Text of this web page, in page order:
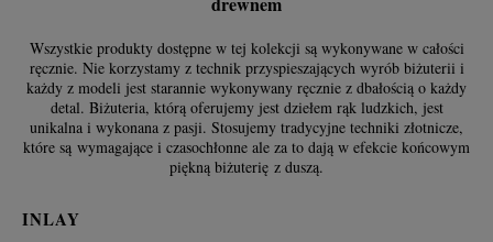
Wszystkie produkty dostępne w tej kolekcji są wykonywane w całości
ręcznie. Nie korzystamy z technik przyspieszających wyrób biżuterii i
każdy z modeli jest starannie wykonywany ręcznie z dbałością o każdy
detal. Biżuteria, którą oferujemy jest dziełem rąk ludzkich, jest
unikalna i wykonana z pasji. Stosujemy tradycyjne techniki złotnicze,
które są wymagające i czasochłonne ale za to dają w efekcie końcowym
piękną biżuterię z duszą.
INLAY